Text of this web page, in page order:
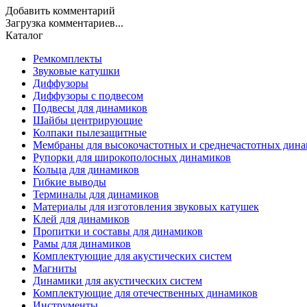
Добавить комментарий
Загрузка комментариев...
Каталог
Ремкомплекты
Звуковые катушки
Диффузоры
Диффузоры с подвесом
Подвесы для динамиков
Шайбы центрирующие
Колпаки пылезащитные
Мембраны для высокочастотных и среднечастотных
Рупорки для широкополосных динамиков
Кольца для динамиков
Гибкие выводы
Терминалы для динамиков
Материалы для изготовления звуковых катушек
Клей для динамиков
Пропитки и составы для динамиков
Рамы для динамиков
Комплектующие для акустических систем
Магниты
Динамики для акустических систем
Комплектующие для отечественных динамиков